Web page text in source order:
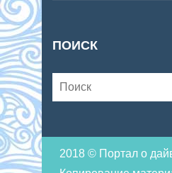
ПОИСК
2018 © Портал о